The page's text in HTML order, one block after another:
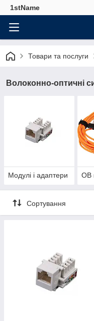
1stName
Товари та послуги
Волоконно-оптичні
Модулі і адаптери ОВ
Сортування